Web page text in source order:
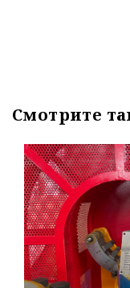
Смотрите